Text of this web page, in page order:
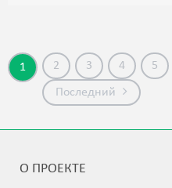
1 2 3 4 5
Последний
О ПРОЕКТЕ